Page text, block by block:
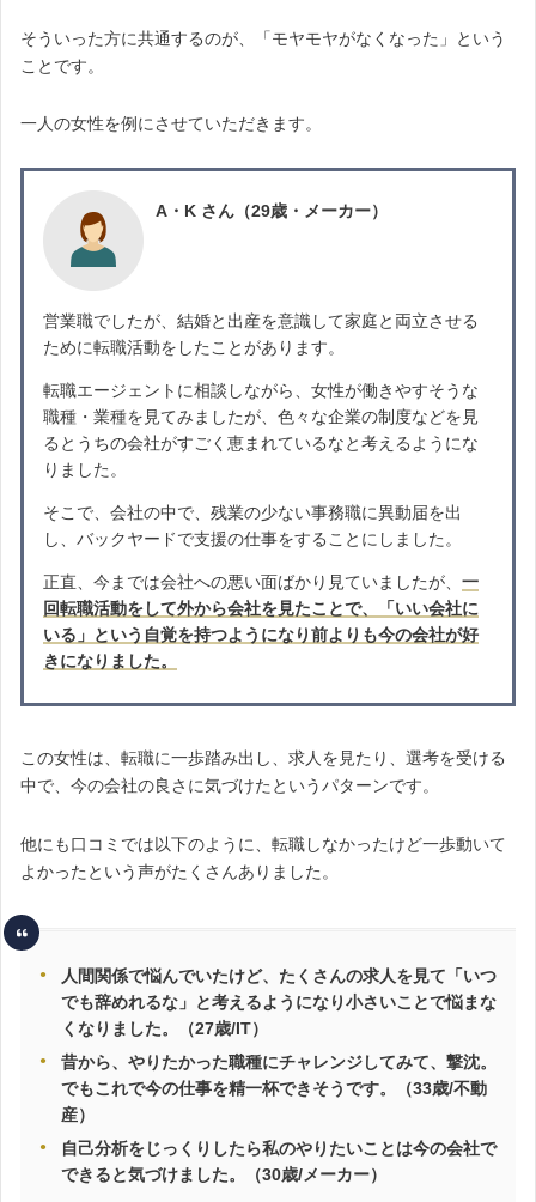
そういった方に共通するのが、「モヤモヤがなくなった」という
ことです。
一人の女性を例にさせていただきます。
A・K さん（29歳・メーカー）
営業職でしたが、結婚と出産を意識して家庭と両立させる
ために転職活動をしたことがあります。
転職エージェントに相談しながら、女性が働きやすそうな
職種・業種を見てみましたが、色々な企業の制度などを見
るとうちの会社がすごく恵まれているなと考えるようにな
りました。
そこで、会社の中で、残業の少ない事務職に異動届を出
し、バックヤードで支援の仕事をすることにしました。
正直、今までは会社への悪い面ばかり見ていましたが、 一
回転職活動をして外から会社を見たことで、「いい会社に
いる」という自覚を持つようになり前よりも今の会社が好
きになりました。
この女性は、転職に一歩踏み出し、求人を見たり、選考を受ける
中で、今の会社の良さに気づけたというパターンです。
他にも口コミでは以下のように、転職しなかったけど一歩動いて
よかったという声がたくさんありました。
人間関係で悩んでいたけど、たくさんの求人を見て「いつ
でも辞めれるな」と考えるようになり小さいことで悩まな
くなりました。（27歳/IT）
昔から、やりたかった職種にチャレンジしてみて、撃沈。
でもこれで今の仕事を精一杯できそうです。（33歳/不動
産）
自己分析をじっくりしたら私のやりたいことは今の会社で
できると気づけました。（30歳/メーカー）